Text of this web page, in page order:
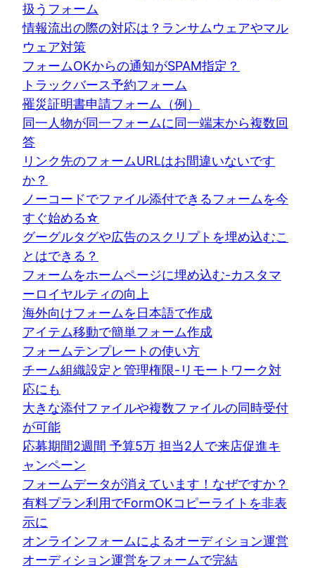
扱うフォーム
情報流出の際の対応は？ランサムウェアやマル
ウェア対策
フォームOKからの通知がSPAM指定？
トラックバース予約フォーム
罹災証明書申請フォーム（例）
同一人物が同一フォームに同一端末から複数回
答
リンク先のフォームURLはお間違いないです
か？
ノーコードでファイル添付できるフォームを今
すぐ始める☆
グーグルタグや広告のスクリプトを埋め込むこ
とはできる？
フォームをホームページに埋め込む-カスタマ
ーロイヤルティの向上
海外向けフォームを日本語で作成
アイテム移動で簡単フォーム作成
フォームテンプレートの使い方
チーム組織設定と管理権限-リモートワーク対
応にも
大きな添付ファイルや複数ファイルの同時受付
が可能
応募期間2週間 予算5万 担当2人で来店促進キ
ャンペーン
フォームデータが消えています！なぜですか？
有料プラン利用でFormOKコピーライトを非表
示に
オンラインフォームによるオーディション運営
オーディション運営をフォームで完結